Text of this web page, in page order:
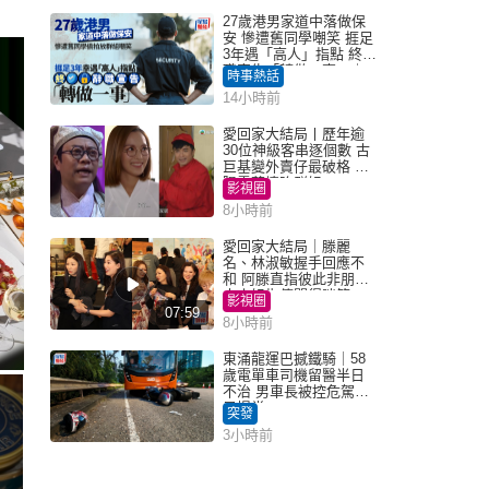
27歲港男家道中落做保
安 慘遭舊同學嘲笑 捱足
3年遇「高人」指點 終辭
職宣告「轉做一事」｜
Juicy叮
時事熱話
14小時前
愛回家大結局丨歷年逾
30位神級客串逐個數 古
巨基變外賣仔最破格 歐
陽震華情陷群姐
影視圈
8小時前
07:59
愛回家大結局｜滕麗
名、林淑敏握手回應不
和 阿滕直指彼此非朋友
大小姐指傳聞得啖笑
影視圈
8小時前
東涌龍運巴撼鐵騎｜58
歲電單車司機留醫半日
不治 男車長被控危駕今
早提堂
突發
3小時前